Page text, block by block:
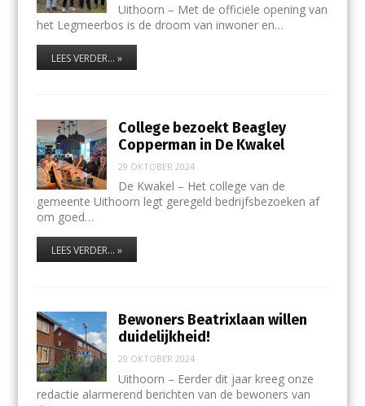
Uithoorn – Met de officiële opening van
het Legmeerbos is de droom van inwoner en…
LEES VERDER... »
College bezoekt Beagley
Copperman in De Kwakel
29 OKTOBER 2024
De Kwakel – Het college van de
gemeente Uithoorn legt geregeld bedrijfsbezoeken af
om goed…
LEES VERDER... »
Bewoners Beatrixlaan willen
duidelijkheid!
29 OKTOBER 2024
Uithoorn – Eerder dit jaar kreeg onze
redactie alarmerend berichten van de bewoners van